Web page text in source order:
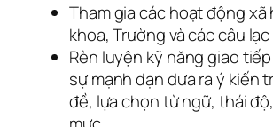
Tham gia các hoạt động xã
khoa, Trường và các câu
Rèn luyện kỹ năng giao
sự mạnh dạn đưa ra ý kiến
đề, lựa chọn từ ngữ, thái